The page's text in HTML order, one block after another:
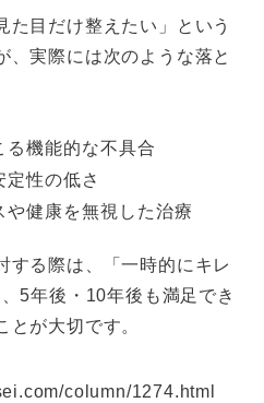
た目だけ整えたい」という
、実際には次のような落と
る機能的な不具合
性の低さ
や健康を無視した治療
する際は、「一時的にキレ
5年後・10年後も満足でき
とが大切です。
column/1274.html